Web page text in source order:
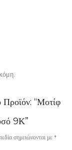
“Μοτίφ
9Κ”
σημειώνονται με *